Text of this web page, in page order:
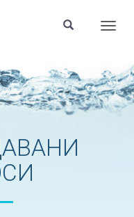
Menu